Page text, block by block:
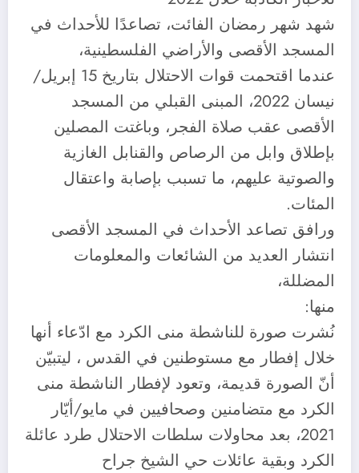
شهد شهر رمضان الفائت، تصاعدًا للأحداث في
المسجد الأقصى والأراضي الفلسطينية،
عندما اقتحمت قوات الاحتلال بتاريخ 15 إبريل/
نيسان 2022، المبنى القبلي من المسجد
الأقصى عقب صلاة الفجر، وباغتت المصلين
بإطلاق وابل من الرصاص والقنابل الغازية
والصوتية عليهم، ما تسبب بإصابة واعتقال
المئات.
ورافق تصاعد الأحداث في المسجد الأقصى
انتشار العديد من الشائعات والمعلومات
المضللة،
منها:
نُشرت صورة للناشطة منى الكرد مع ادّعاء أنها
خلال إفطار مع مستوطنين في القدس ، ليتبيّن
أنّ الصورة قديمة، وتعود لإفطار الناشطة منى
الكرد مع متضامنين وصحافيين في مايو/أيّار
2021، بعد محاولات سلطات الاحتلال طرد عائلة
الكرد وبقية عائلات حي الشيخ جراح